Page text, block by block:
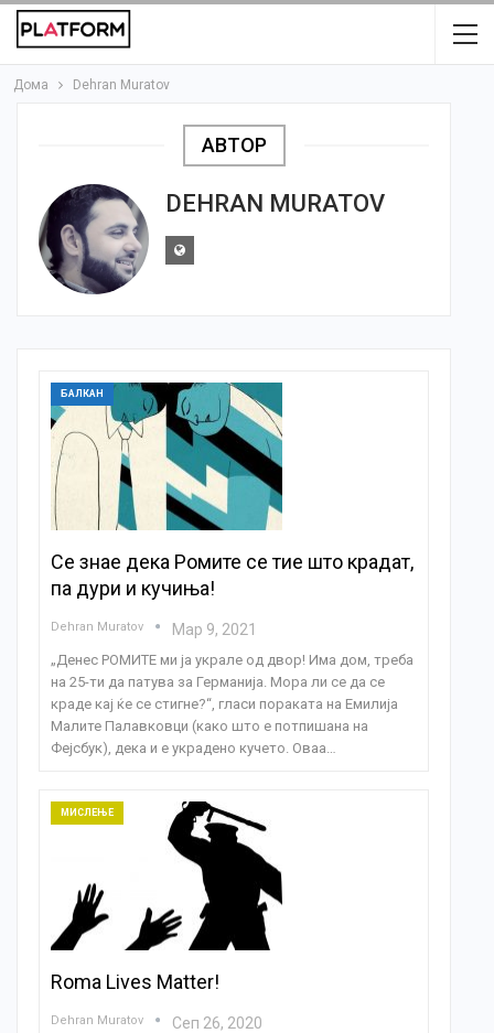
Дома Dehran Muratov
АВТОР
DEHRAN MURATOV
БАЛКАН
Се знае дека Ромите се тие што крадат,
па дури и кучиња!
Dehran Muratov Мар 9, 2021
„Денес РОМИТЕ ми ја украле од двор! Има дом, треба
на 25-ти да патува за Германија. Мора ли се да се
краде кај ќе се стигне?“, гласи пораката на Емилија
Малите Палавковци (како што е потпишана на
Фејсбук), дека и е украдено кучето. Оваа…
МИСЛЕЊЕ
Roma Lives Matter!
Dehran Muratov Сеп 26, 2020